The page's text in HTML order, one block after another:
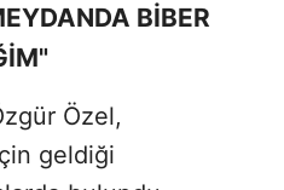
BİBER
Özel,
geldiği